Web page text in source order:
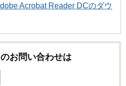
Acrobat Reader DCのダウ
お問い合わせは